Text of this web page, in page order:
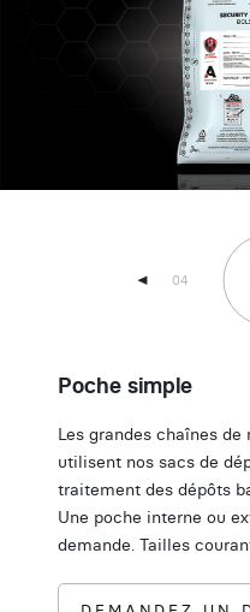
Poche simple
Les grandes chaînes
utilisent nos sacs de
traitement des dépôts
Une poche interne ou
demande. Tailles
b 04